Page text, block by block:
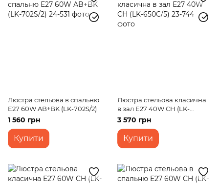
Люстра стельова в спальню
E27 60W AB+BK (LK-702S/2)
1 560 грн
Купити
Люстра стельова класична
в зал E27 40W CH (LK-
650C/5)
3 570 грн
Купити